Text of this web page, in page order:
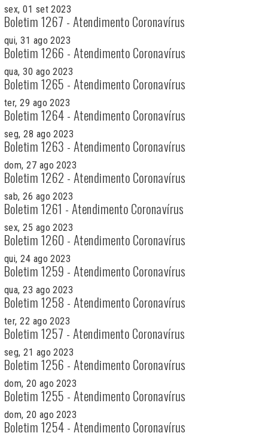
sex, 01 set 2023
Boletim 1267 - Atendimento Coronavírus
qui, 31 ago 2023
Boletim 1266 - Atendimento Coronavírus
qua, 30 ago 2023
Boletim 1265 - Atendimento Coronavírus
ter, 29 ago 2023
Boletim 1264 - Atendimento Coronavírus
seg, 28 ago 2023
Boletim 1263 - Atendimento Coronavírus
dom, 27 ago 2023
Boletim 1262 - Atendimento Coronavírus
sab, 26 ago 2023
Boletim 1261 - Atendimento Coronavírus
sex, 25 ago 2023
Boletim 1260 - Atendimento Coronavírus
qui, 24 ago 2023
Boletim 1259 - Atendimento Coronavírus
qua, 23 ago 2023
Boletim 1258 - Atendimento Coronavírus
ter, 22 ago 2023
Boletim 1257 - Atendimento Coronavírus
seg, 21 ago 2023
Boletim 1256 - Atendimento Coronavírus
dom, 20 ago 2023
Boletim 1255 - Atendimento Coronavírus
dom, 20 ago 2023
Boletim 1254 - Atendimento Coronavírus